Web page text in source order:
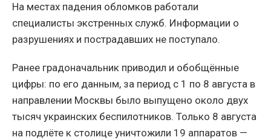
На местах падения обломков работали
специалисты экстренных служб. Информации о
разрушениях и пострадавших не поступало.
Ранее градоначальник приводил и обобщённые
цифры: по его данным, за период с 1 по 8 августа в
направлении Москвы было выпущено около двух
тысяч украинских беспилотников. Только 8 августа
на подлёте к столице уничтожили 19 аппаратов —